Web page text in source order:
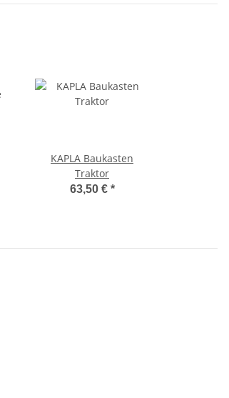
KAPLA Baukasten
Traktor
63,50 € *